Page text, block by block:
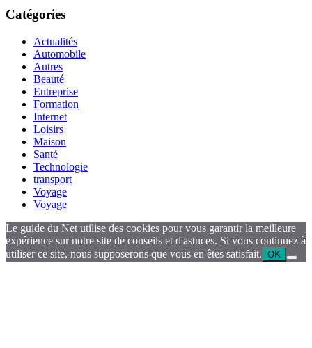
Catégories
Actualités
Automobile
Autres
Beauté
Entreprise
Formation
Internet
Loisirs
Maison
Santé
Technologie
transport
Voyage
Voyage
Le guide du Net utilise des cookies pour vous garantir la meilleure
expérience sur notre site de conseils et d'astuces. Si vous continuez à
utiliser ce site, nous supposerons que vous en êtes satisfait. OK